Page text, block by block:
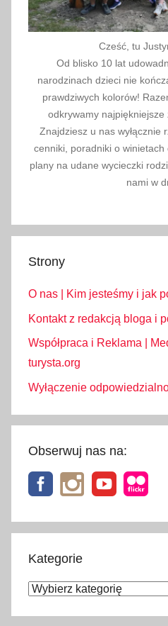
Cześć, tu
Od blisko 10 lat
narodzinach dzieci nie
prawdziwych kolorów!
odkrywamy najpiękniejsze
Znajdziesz u nas wyłącznie
cenniki, poradniki o
plany na udane wycieczki
nami w
Strony
O nas | Kim jesteśmy i jak
Kontakt z redakcją bloga i
Współpraca i Reklama |
turysta.org
Wyłączenie
Obserwuj nas na:
Kategorie
Kategorie